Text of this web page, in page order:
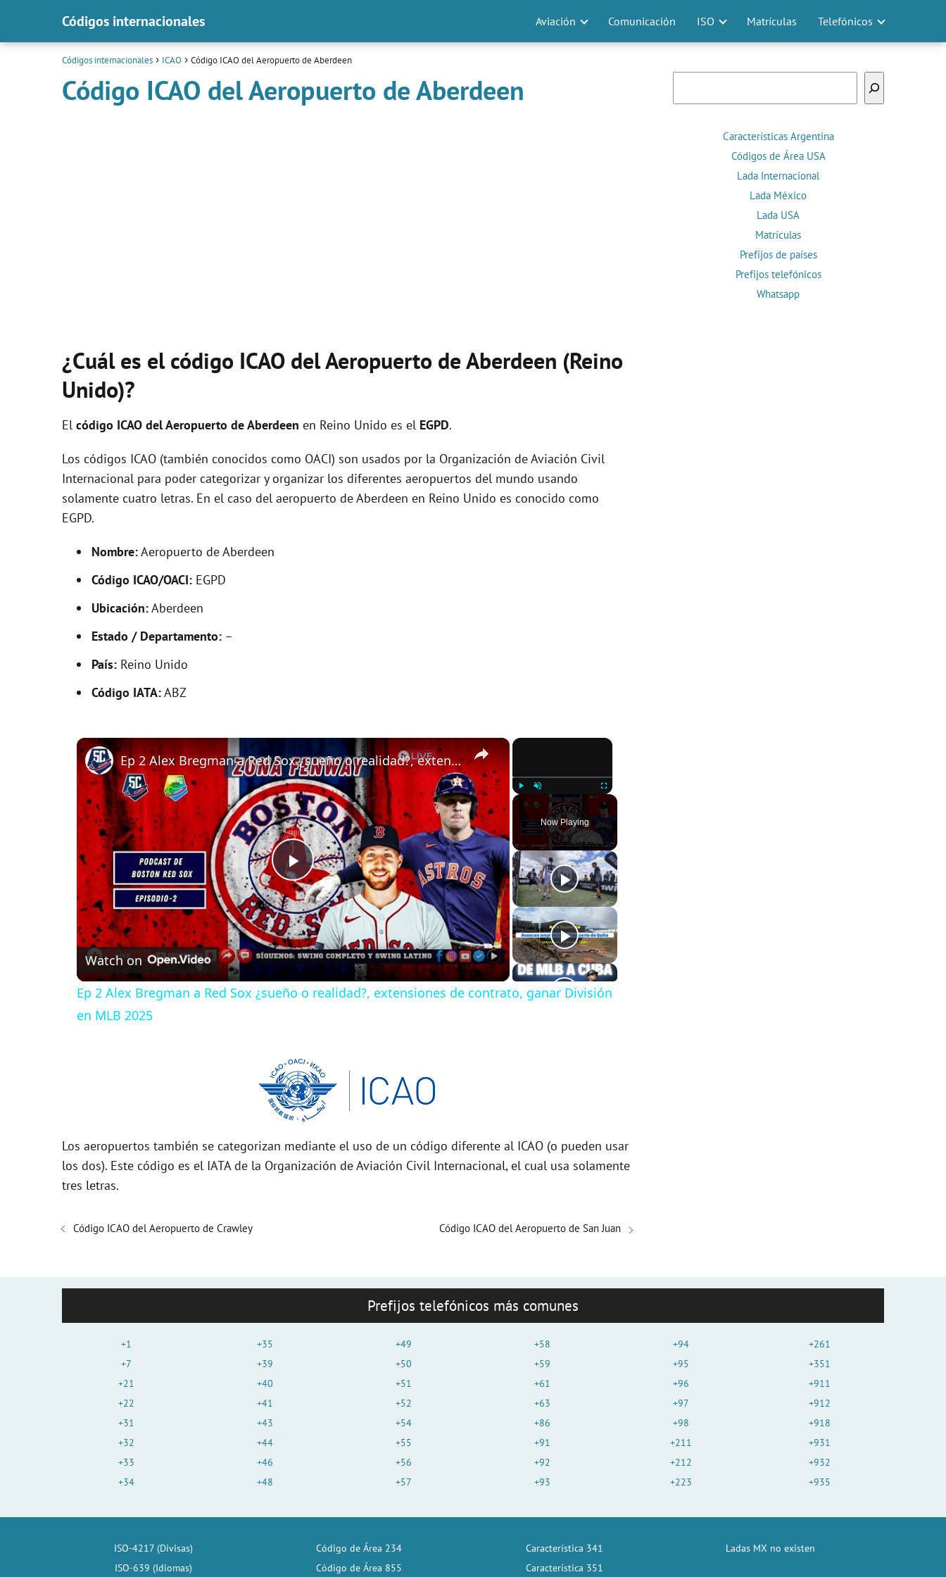
Códigos internacionales Aviación Comunicación ISO Matrículas Telefónicos
Códigos internacionales ICAO Código ICAO del Aeropuerto de Aberdeen
Código ICAO del Aeropuerto de Aberdeen
¿Cuál es el código ICAO del Aeropuerto de Aberdeen (Reino
Unido)?
El código ICAO delAeropuerto de Aberdeen en Reino Unido es el EGPD.
Los códigos ICAO (también conocidos como OACI) son usados por la Organización de Aviación Civil
Internacional para poder categorizar y organizar los diferentes aeropuertos del mundo usando
solamente cuatro letras. En el caso del aeropuerto de Aberdeen en Reino Unido es conocido como
EGPD.
Nombre:Aeropuerto de Aberdeen
Código ICAO/OACI: EGPD
Ubicación:Aberdeen
Estado / Departamento: –
País: Reino Unido
Código IATA:ABZ
×
Play Unmute Fullscreen
Now Playing
×
P
l
a
i
e
Ep 2 Alex Bregman a Red Sox ¿sueño o realidad?, extensiones de contrato, ganar División en MLB 2025
Watch on
Ep 2 Alex Bregman a Red Sox ¿sueño o realidad?, extensiones de contrato, ganar División
en MLB 2025
Los aeropuertos también se categorizan mediante el uso de un código diferente al ICAO (o pueden usar
los dos). Este código es el IATA de la Organización de Aviación Civil Internacional, el cual usa solamente
tres letras.
Código ICAO del Aeropuerto de Crawley Código ICAO del Aeropuerto de San Juan
Características Argentina
Códigos de Área USA
Lada Internacional
Lada México
Lada USA
Matrículas
Prefijos de países
Prefijos telefónicos
Whatsapp
Prefijos telefónicos más comunes
+1
+7
+21
+22
+31
+32
+33
+34
+35
+39
+40
+41
+43
+44
+46
+48
+49
+50
+51
+52
+54
+55
+56
+57
+58
+59
+61
+63
+86
+91
+92
+93
+94
+95
+96
+97
+98
+211
+212
+223
+261
+351
+911
+912
+918
+931
+932
+935
ISO-4217 (Divisas)
ISO-639 (Idiomas)
Código de Área 234
Código de Área 855
Característica 341
Característica 351
Ladas MX no existen